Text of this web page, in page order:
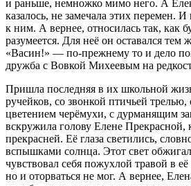
и раньше, немножко мимо него. А
казалось, не замечала этих перемен.
к ним. А вернее, относилась так, как
разумеется. Для неё он оставался
«Васин!» — по-прежнему то и дело
дружба с Вовкой Михеевым на
Пришла последняя в их школьной
ручейков, со звонкой птичьей
цветением черёмухи, с дурманящим
вскружила голову Елене Прекрасной,
прекрасней. Её глаза светились,
вспышками солнца. Этот свет
чувствовал себя пожухлой травой в
но и оторваться не мог. А вернее,